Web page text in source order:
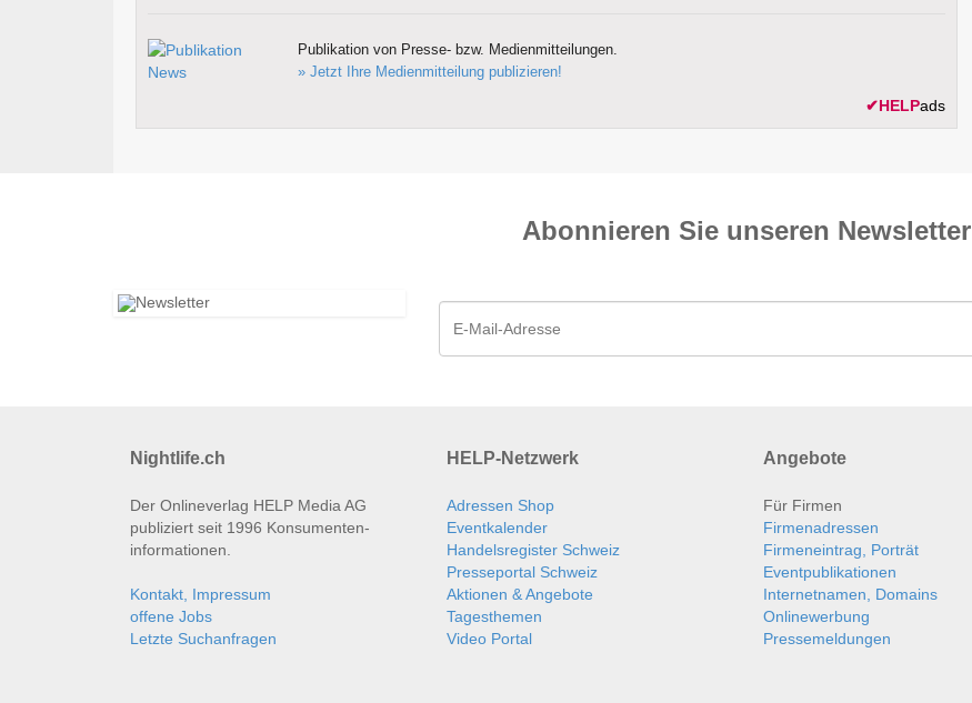
Publikation von Presse- bzw. Medienmitteilungen.
» Jetzt Ihre Medienmitteilung publizieren!
✔HELPads
Abonnieren Sie unseren News­letter
Nightlife.ch
Der Onlineverlag HELP Media AG
publiziert seit 1996 Konsumenten­
informationen.
Kontakt, Impressum
offene Jobs
Letzte Suchanfragen
HELP-Netzwerk
Adressen Shop
Eventkalender
Handelsregister Schweiz
Presseportal Schweiz
Aktionen & Angebote
Tagesthemen
Video Portal
Angebote
Für Firmen
Firmenadressen
Firmeneintrag, Porträt
Eventpublikationen
Internetnamen, Domains
Onlinewerbung
Pressemeldungen